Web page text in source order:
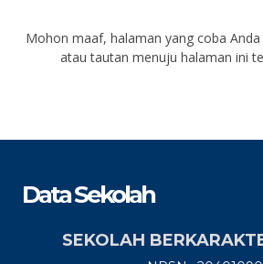
Mohon maaf, halaman yang coba
atau tautan menuju halaman ini
Data Sekolah
SEKOLAH